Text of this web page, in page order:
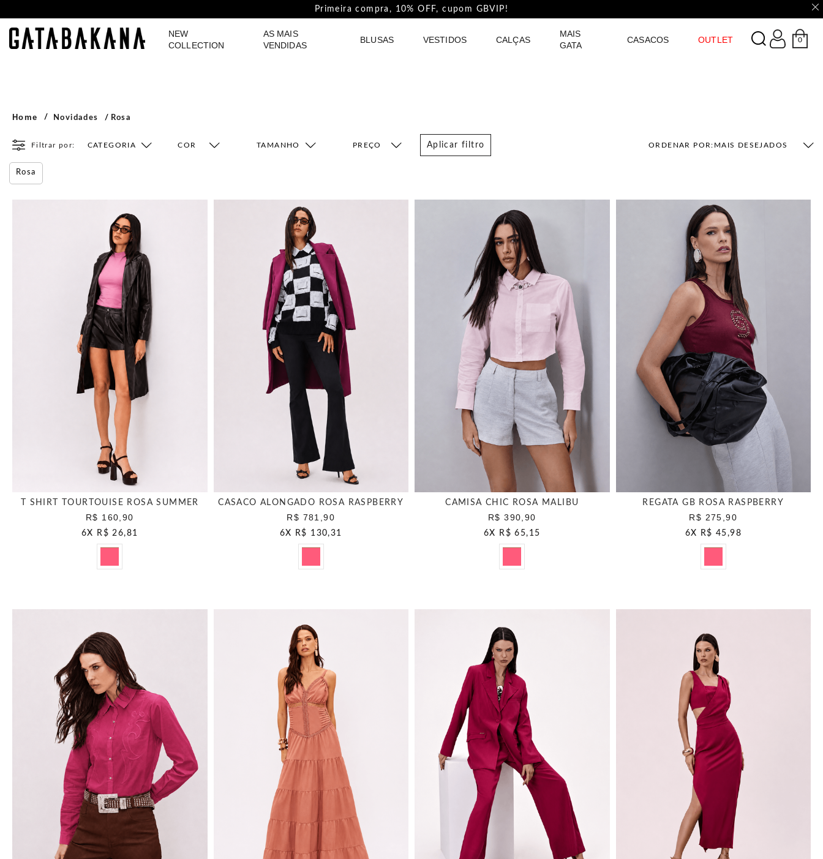
Pague com PIX e ganhe 5%Off na Coleção Outline!
NEW
COLLECTION
AS MAIS
VENDIDAS
BLUSAS VESTIDOS CALÇAS
MAIS
GATA
CASACOS OUTLET
GATABAKANA 0
Home Novidades Rosa
Filtrar por: CATEGORIA COR TAMANHO Aplicar filtro ORDENAR POR: MAIS DESEJADOS
Rosa
T SHIRT TOURTOUISE ROSA SUMMER
R$ 160,90
6X R$ 26,81
CASACO ALONGADO ROSA RASPBERRY
R$ 781,90
6X R$ 130,31
CAMISA CHIC ROSA MALIBU
R$ 390,90
6X R$ 65,15
REGATA GB ROSA RASPBERRY
R$ 275,90
6X R$ 45,98